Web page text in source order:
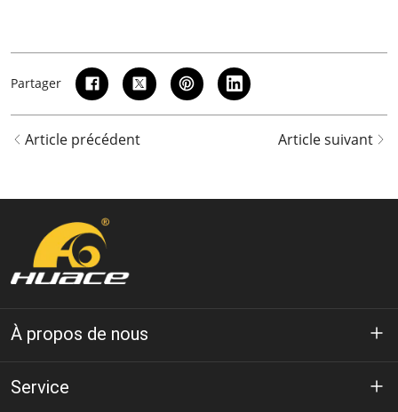
Partager
Article précédent Article suivant
À propos de nous
À propos de Huace
Service